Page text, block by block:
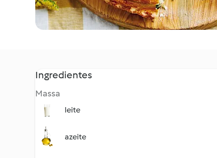
Ingredientes
Massa
leite
azeite